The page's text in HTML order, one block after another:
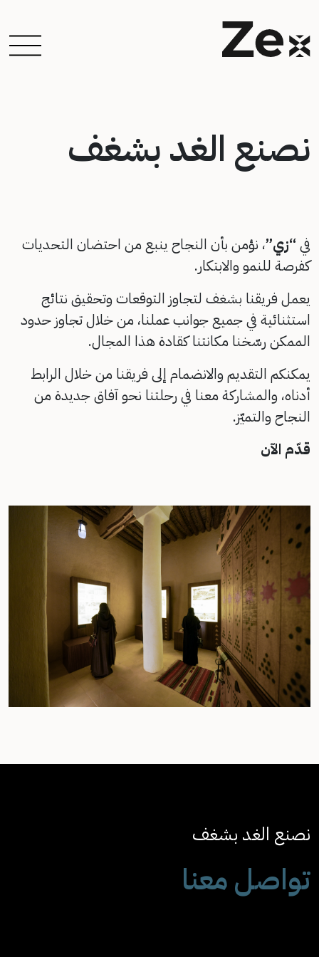
نصنع الغد بشغف
في“زي”، نؤمن بأن النجاح ينبع من احتضان التحديات
كفرصة للنمو والابتكار.
يعمل فريقنا بشغف لتجاوز التوقعات وتحقيق نتائج
استثنائية في جميع جوانب عملنا، من خلال تجاوز حدود
الممكن رسّخنا مكانتنا كقادة هذا المجال.
يمكنكم التقديم والانضمام إلى فريقنا من خلال الرابط
أدناه، والمشاركة معنا في رحلتنا نحو آفاق جديدة من
النجاح والتميّز.
قدّم الآن
نصنع الغد بشغف
تواصل معنا